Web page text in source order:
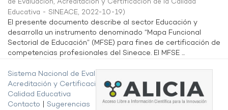
Educativa - SINEACE, 2022-10-19)
El presente documento describe al sector Educación y
desarrolla un instrumento denominado “Mapa Funcional
Sectorial de Educación” (MFSE) para fines de certificación de
competencias profesionales del Sineace. El MFSE ...
Sistema Nacional de Evaluación,
Acreditación y Certificación de la
Calidad Educativa
Contacto
Sugerencias